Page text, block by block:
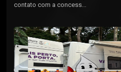
contato com a concess...